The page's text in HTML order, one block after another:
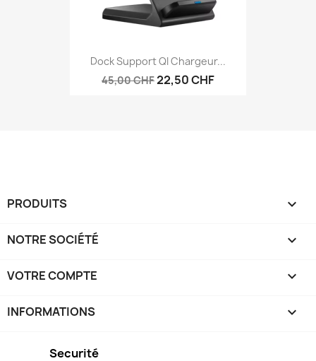
Dock Support QI Chargeur...
45,00 CHF22,50 CHF
PRODUITS 
NOTRE SOCIÉTÉ 
VOTRE COMPTE 
INFORMATIONS keyboard_arrow_down
Securité